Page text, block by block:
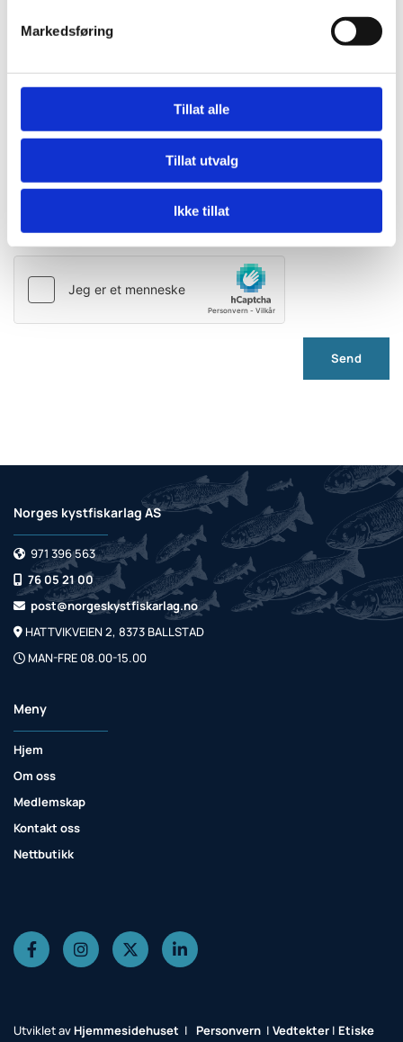
Markedsføring
Tillat alle
Tillat utvalg
Ikke tillat
Kommentar
Norges kystfiskarlag AS
 971 396 563
 76 05 21 00
 post@norgeskystfiskarlag.no
 HATTVIKVEIEN 2, 8373 BALLSTAD
 MAN-FRE 08.00-15.00
Meny
Hjem
Om oss
Medlemskap
Kontakt oss
Nettbutikk
Utviklet av Hjemmesidehuset | Personvern | Vedtekter | Etiske